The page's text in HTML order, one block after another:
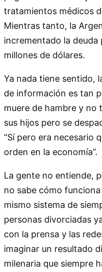
tratamientos médicos
Mientras tanto, la
incrementado la deuda
millones de dólares.
Ya nada tiene sentido,
de información es tan
muere de hambre y no
sus hijos pero se
“Sí pero era necesario
orden en la economía”.
La gente no entiende,
no sabe cómo
mismo sistema de
personas divorciadas
con la prensa y las
imaginar un resultado
milenaria que siempre